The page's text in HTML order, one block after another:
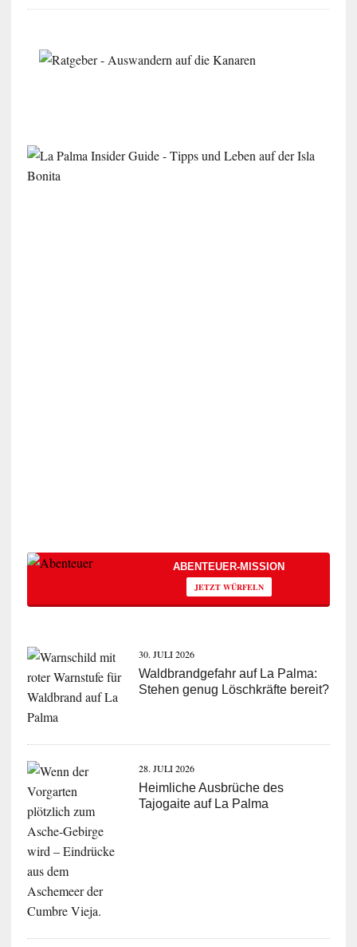
ABENTEUER-MISSION
JETZT WÜRFELN
30. JULI 2026
Waldbrandgefahr auf La Palma:
Stehen genug Löschkräfte bereit?
28. JULI 2026
Heimliche Ausbrüche des
Tajogaite auf La Palma